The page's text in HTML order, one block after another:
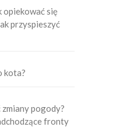
opiekować się
przyspieszyć
kota?
pogody?
fronty